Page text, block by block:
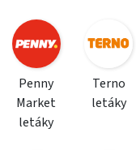
Penny
Market
letáky
Terno
letáky